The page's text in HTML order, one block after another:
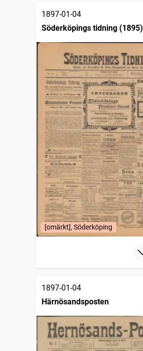
1897-01-04
Söderköpings tidning (1895)
[omärkt], Söderköping
1897-01-04
Härnösandsposten